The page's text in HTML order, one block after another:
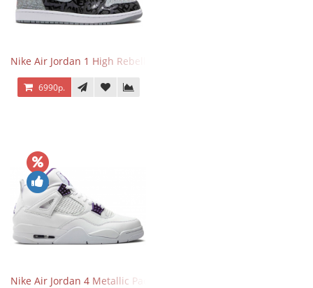
Nike Air Jordan 1 High Rebellionaire
6990р.
Nike Air Jordan 4 Metallic Pack Purple